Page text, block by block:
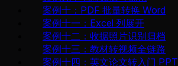
案例十：PDF 批量转换 Word
案例十一：Excel 列展开
案例十二：收据照片识别归档
案例十三：教材转视频全链路
案例十四：英文论文转入门 PPT